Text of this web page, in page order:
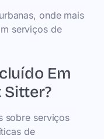
onde mais
serviços de
Em
Sitter?
sobre serviços
de